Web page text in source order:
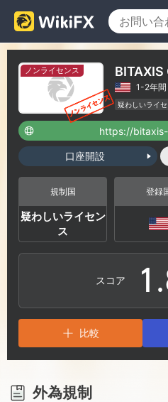
ノンライセンス BITAXIS
1-2年間
疑わしいライセ
ハイリスクレ
https://
口座開設
規制国
疑わしいライセン
ス
登録
スコア
0
1
2
3
.
比較
外為規制